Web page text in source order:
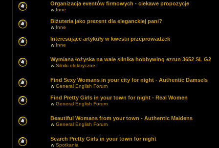
Organizacja eventów firmowych - ciekawe propozycje
w Inne
Biżuteria jako prezent dla eleganckiej pani?
w Inne
Interesujące artykuły w kwestii przeprowadzek
w Inne
Wymiana łożyska na wale silnika hobbywing ezrun 3652 SL G2
wSilniki elektryczne
Find Sexy Womans in your city for night - Authentic Damsels
wGeneral English Forum
Find Pretty Girls in your town for night - Real Women
wGeneral English Forum
Beautiful Womans from your town - Authentic Maidens
wGeneral English Forum
Search Pretty Girls in your town for night
wSpotkania